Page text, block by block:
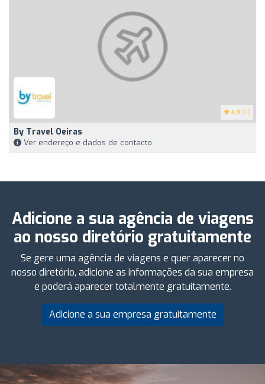
4.3 (4)
By Travel Oeiras
Ver endereço e dados de contacto
Adicione a sua agência de viagens
ao nosso diretório gratuitamente
Se gere uma agência de viagens e quer aparecer no
nosso diretório, adicione as informações da sua empresa
e poderá aparecer totalmente gratuitamente.
Adicione a sua empresa gratuitamente